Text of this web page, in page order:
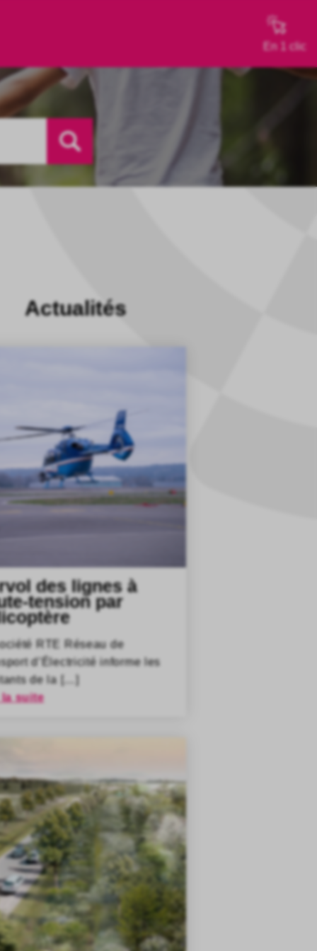
En 1 clic
Actualités
des lignes à
tension par
RTE Réseau de
d’Électricité informe les
de la […]
suite